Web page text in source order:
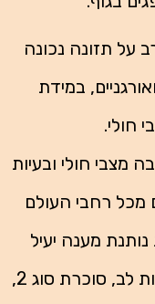
על תזונה נכונה
במידת
חולי.
מצבי חולי ובעיות
מכל רחבי העולם
מענה יעיל
למצבי חולי רבים ונפוצים כגון: מחלות לב, סוכרת סוג 2,